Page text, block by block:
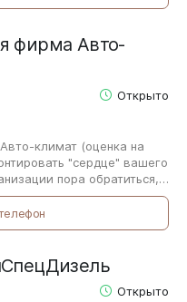
Открыто
фирма Авто-
климат (оценка на
"сердце" вашего
пора обратиться,
Открыто